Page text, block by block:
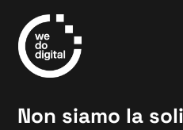
Non siamo la